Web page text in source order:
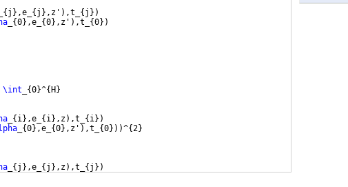
{ j } ,e_ { j } ,z' ) ,t_ { j })
{0} ,e_ {0} ,z' ) ,t_ {0})
\int {0}^{ H }
{ i} ,e_ { i} ,z) ,t_ { i})
{0} ,e_ {0} ,z' ) ,t_ {0}))^{2}
{ j } ,e_ { j } ,z) ,t_ { j })